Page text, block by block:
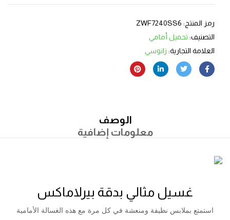
رمز المنتج: ZWF7240SS6
التصنيف: تحميل أمامي
العلامة التجارية: زانوسي
الوصف
معلومات إضافية
غسيل مثالي بدقة بيرلاماكس
استمتع بملابس نظيفة ومنعشة في كل مرة مع هذه الغسالة الأمامية